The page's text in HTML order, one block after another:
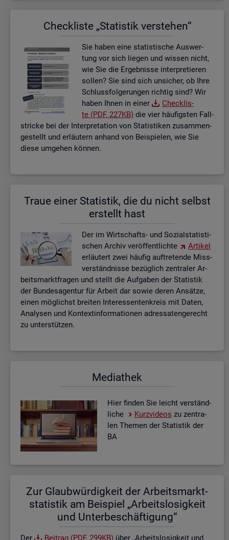
Check­lis­te „Sta­tis­tik ver­ste­hen“
Sie haben eine sta­tis­ti­sche Aus­wer­
tung vor sich lie­gen und wis­sen nicht,
wie Sie die Er­geb­nis­se in­ter­pre­tie­ren
sol­len? Sie sind sich un­si­cher, ob Ihre
Schluss­fol­ge­run­gen rich­tig sind? Wir
haben Ihnen in einer
Check­lis­
te (PDF, 227KB) die vier häu­figs­ten Fall­
stri­cke bei der In­ter­pre­ta­ti­on von Sta­tis­ti­ken zu­sam­men­
ge­stellt und er­läu­tern an­hand von Bei­spie­len, wie Sie
diese um­ge­hen kön­nen.
Traue einer Sta­tis­tik, die du nicht selbst
er­stellt hast
Der im Wirt­schafts- und So­zi­al­sta­tis­ti­
schen Ar­chiv ver­öf­fent­lich­te
Ar­ti­kel
er­läu­tert zwei häu­fig auf­tre­ten­de Miss­
ver­ständ­nis­se be­züg­lich zen­tra­ler Ar­
beits­markt­fra­gen und stellt die Auf­ga­ben der Sta­tis­tik
der Bun­des­agen­tur für Ar­beit dar sowie deren An­sät­ze,
einen mög­lichst brei­ten In­ter­es­sen­ten­kreis mit Daten,
Ana­ly­sen und Kon­text­in­for­ma­tio­nen adres­sa­ten­ge­recht
zu un­ter­stüt­zen.
Me­dia­thek
Hier fin­den Sie leicht ver­ständ­
li­che
Kurz­vi­de­os zu zen­tra­
len The­men der Sta­tis­tik der
BA
Zur Glaub­wür­dig­keit der Ar­beits­markt­
sta­tis­tik am Bei­spiel „Ar­beits­lo­sig­keit
und Un­ter­be­schäf­ti­gung“
Der Bei­trag (PDF, 299KB) über „Ar­beits­lo­sig­keit und